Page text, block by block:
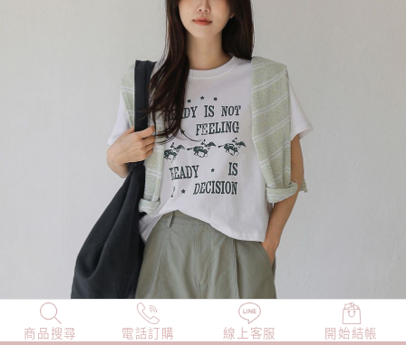
商品搜尋 電話訂購 線上客服 開始結帳
NEW 店長精選 TOP100 小編穿搭